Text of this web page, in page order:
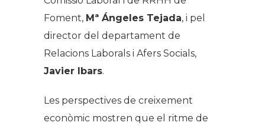
Foment, Mª Ángeles Tejada, i pel
director del departament de
Relacions Laborals i Afers Socials,
Javier Ibars.
Les perspectives de creixement
econòmic mostren que el ritme de